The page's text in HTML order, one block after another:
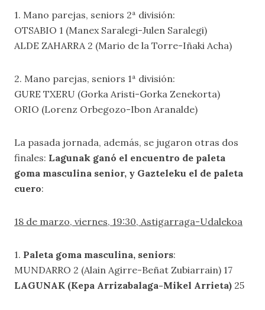
1. Mano parejas, seniors 2ª división:
OTSABIO 1 (Manex Saralegi-Julen Saralegi)
ALDE ZAHARRA 2 (Mario de la Torre-Iñaki Acha)
2. Mano parejas, seniors 1ª división:
GURE TXERU (Gorka Aristi-Gorka Zenekorta)
ORIO (Lorenz Orbegozo-Ibon Aranalde)
La pasada jornada, además, se jugaron otras dos
finales: Lagunak ganó el encuentro de paleta
goma masculina senior, y Gazteleku el de paleta
cuero:
18 de marzo, viernes, 19:30, Astigarraga-Udalekoa
1. Paleta goma masculina, seniors:
MUNDARRO 2 (Alain Agirre-Beñat Zubiarrain) 17
LAGUNAK (Kepa Arrizabalaga-Mikel Arrieta) 25